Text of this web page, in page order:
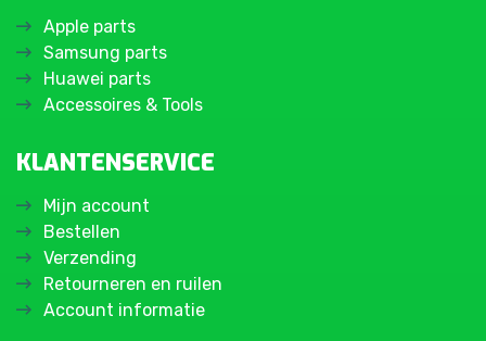
Apple parts
Samsung parts
Huawei parts
Accessoires & Tools
KLANTENSERVICE
Mijn account
Bestellen
Verzending
Retourneren en ruilen
Account informatie